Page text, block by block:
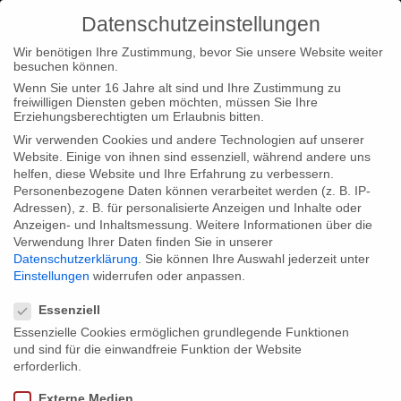
Home Typ|News
Unser Cross Media Team beim Sheffield
Documentary Festival
Unser Cross Media Team beim Sheffield
Documentary Festival
Auf dem diesjährigen Doc/Fest für neue cross-mediale Formate
in Sheffield vom 12. – 16.Juni 2013 wird unser Producer Georg
Datenschutzeinstellungen
Wir benötigen Ihre Zustimmung, bevor Sie unsere Website weiter
besuchen können.
Wenn Sie unter 16 Jahre alt sind und Ihre Zustimmung zu
freiwilligen Diensten geben möchten, müssen Sie Ihre
Erziehungsberechtigten um Erlaubnis bitten.
Wir verwenden Cookies und andere Technologien auf unserer
Website. Einige von ihnen sind essenziell, während andere uns
helfen, diese Website und Ihre Erfahrung zu verbessern.
Personenbezogene Daten können verarbeitet werden (z. B. IP-
Adressen), z. B. für personalisierte Anzeigen und Inhalte oder
Anzeigen- und Inhaltsmessung. Weitere Informationen über die
Verwendung Ihrer Daten finden Sie in unserer
Datenschutzerklärung
Sie können Ihre Auswahl jederzeit unter
Einstellungen widerrufen oder anpassen.
Essenziell
Essenzielle Cookies ermöglichen grundlegende Funktionen
und sind für die einwandfreie Funktion der Website
erforderlich.